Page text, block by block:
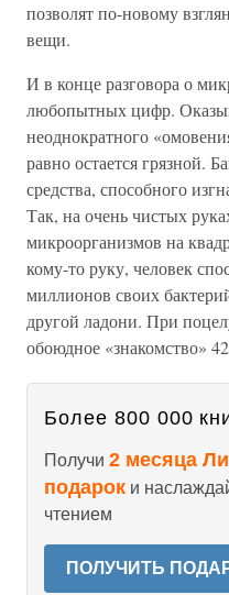
позволят по-новому
вещи.
И в конце разговора о
любопытных цифр.
неоднократного
равно остается грязной.
средства, способного
Так, на очень чистых
микроорганизмов на
кому-то руку, человек
миллионов своих
другой ладони. При
обоюдное «знакомство»
Более 800 000
Получи 2 месяца
подарок и
чтением
ПОЛУЧИТЬ